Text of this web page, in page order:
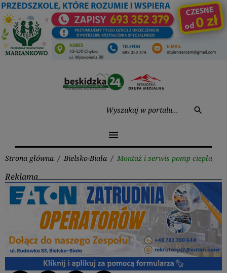
Przejdź
do
treści
search
menu
Strona główna / Bielsko-Biała / Montaż i serwis pomp ciepła
Reklama